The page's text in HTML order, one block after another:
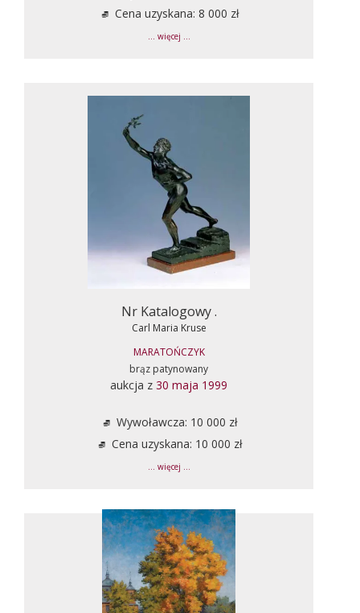
Cena uzyskana: 8 000 zł
... więcej ...
Nr Katalogowy .
Carl Maria Kruse
MARATOŃCZYK
brąz patynowany
aukcja z 30 maja 1999
Wywoławcza: 10 000 zł
Cena uzyskana: 10 000 zł
... więcej ...